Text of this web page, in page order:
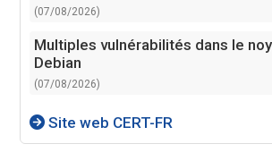
(07/08/2026)
Multiples vulnérabilités dans le
Debian
(07/08/2026)
Site web CERT-FR